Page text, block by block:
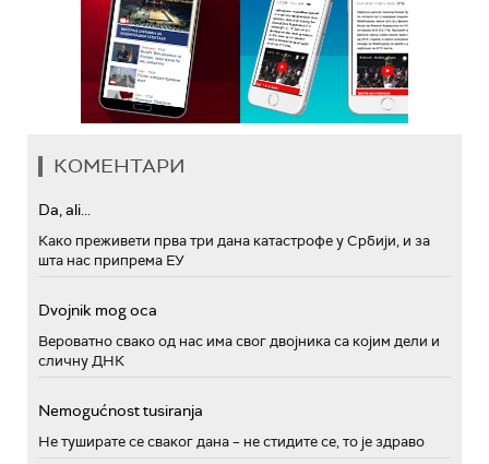
КОМЕНТАРИ
Da, ali...
Како преживети прва три дана катастрофе у Србији, и за
шта нас припрема ЕУ
Dvojnik mog oca
Вероватно свако од нас има свог двојника са којим дели и
сличну ДНК
Nemogućnost tusiranja
Не туширате се сваког дана – не стидите се, то је здраво